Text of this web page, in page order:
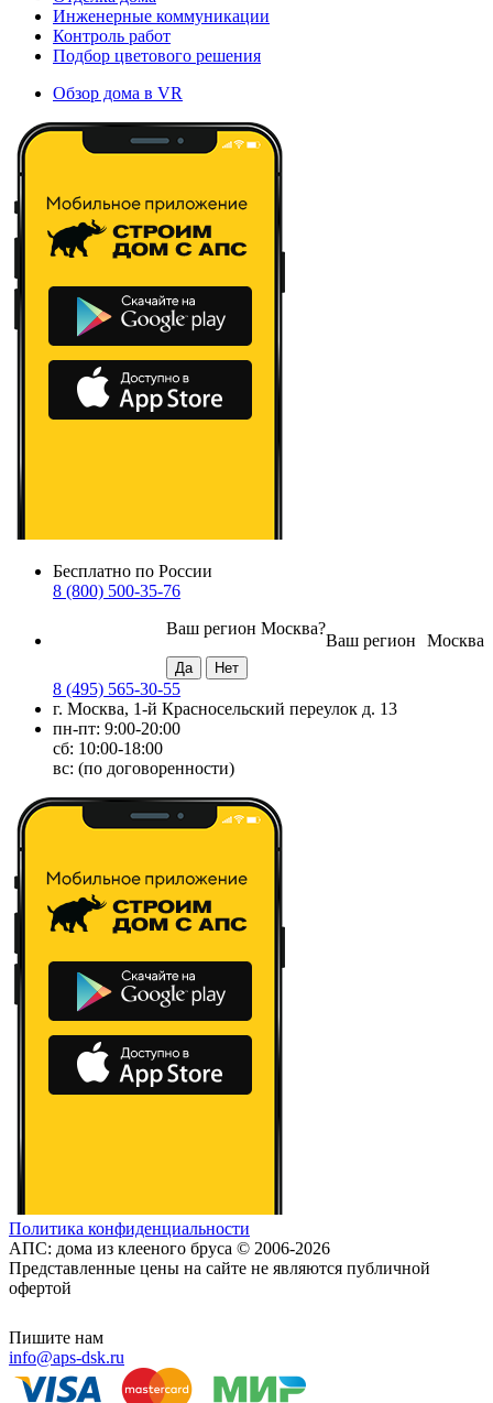
Инженерные коммуникации
Контроль работ
Подбор цветового решения
Обзор дома в VR
Бесплатно по России
8 (800) 500-35-76
Москва
Ваш регион
Ваш регион Москва?
8 (495) 565-30-55
г. Москва, 1-й Красносельский переулок д. 13
пн-пт: 9:00-20:00
сб: 10:00-18:00
вс: (по договоренности)
Политика конфиденциальности
АПС: дома из клееного бруса © 2006-2026
Представленные цены на сайте не являются публичной
офертой
Пишите нам
info@aps-dsk.ru